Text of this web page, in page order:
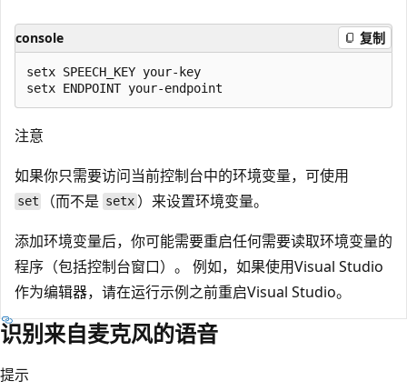
console 复制
setx SPEECH_KEY your-key
注意
如果你只需要访问当前控制台中的环境变量，可使用
set （而不是 setx）来设置环境变量。
添加环境变量后，你可能需要重启任何需要读取环境变量的
程序（包括控制台窗口）。 例如，如果使用Visual Studio
作为编辑器，请在运行示例之前重启Visual Studio。
识别来自麦克风的语音
提示